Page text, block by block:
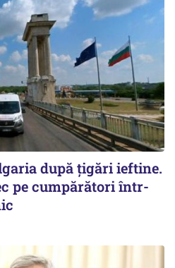
după țigări ieftine.
pe cumpărători într-